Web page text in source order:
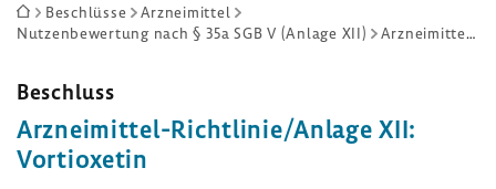
Sie
sind
Beschlüsse
Arzneimittel
Nutzenbewertung nach § 35a SGB V (Anlage XII)
Arzneimittel-Richtlinie/Anlage XII: Vortioxetin
Beschluss
Arzneimittel-​Richtlinie/Anlage XII:
Vorti­o­xetin